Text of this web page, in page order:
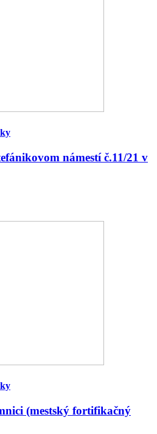
námestí č.11/21 v
(mestský fortifikačný